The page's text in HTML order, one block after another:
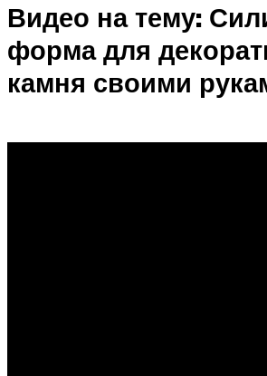
Видео на тему:
форма для
камня своими